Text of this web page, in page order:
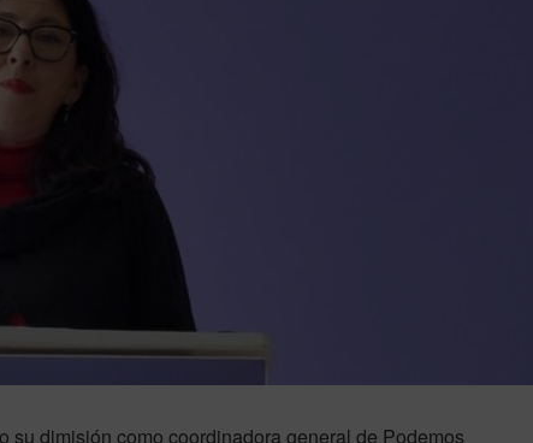
su dimisión como coordinadora general de Podemos